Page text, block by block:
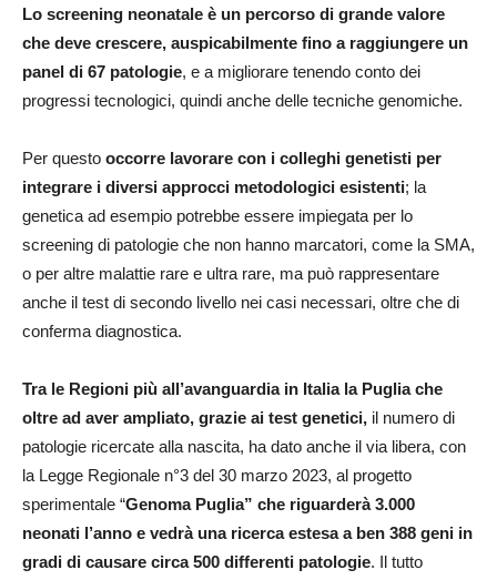
Lo screening neonatale è un percorso di grande valore
che deve crescere, auspicabilmente fino a raggiungere un
panel di 67 patologie, e a migliorare tenendo conto dei
progressi tecnologici, quindi anche delle tecniche genomiche.
Per questo occorre lavorare con i colleghi genetisti per
integrare i diversi approcci metodologici esistenti; la
genetica ad esempio potrebbe essere impiegata per lo
screening di patologie che non hanno marcatori, come la SMA,
o per altre malattie rare e ultra rare, ma può rappresentare
anche il test di secondo livello nei casi necessari, oltre che di
conferma diagnostica.
Tra le Regioni più all’avanguardia in Italia la Puglia che
oltre ad aver ampliato, grazie ai test genetici, il numero di
patologie ricercate alla nascita, ha dato anche il via libera, con
la Legge Regionale n°3 del 30 marzo 2023, al progetto
sperimentale “Genoma Puglia” che riguarderà 3.000
neonati l’anno e vedrà una ricerca estesa a ben 388 geni in
gradi di causare circa 500 differenti patologie. Il tutto